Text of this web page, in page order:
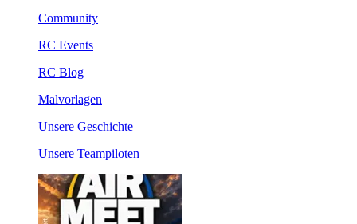
Community
RC Events
RC Blog
Malvorlagen
Unsere Geschichte
Unsere Teampiloten